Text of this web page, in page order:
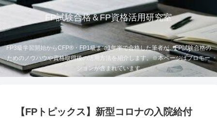
FP試験合格＆FP資格活用研究室
FP3級学習開始からCFP®・FP1級まで1年半で合格した筆者が、FP試験合格の
ためのノウハウや資格取得後の活用方法を紹介します。※本ページはプロモー
ションが含まれています
【FPトピックス】新型コロナの入院給付